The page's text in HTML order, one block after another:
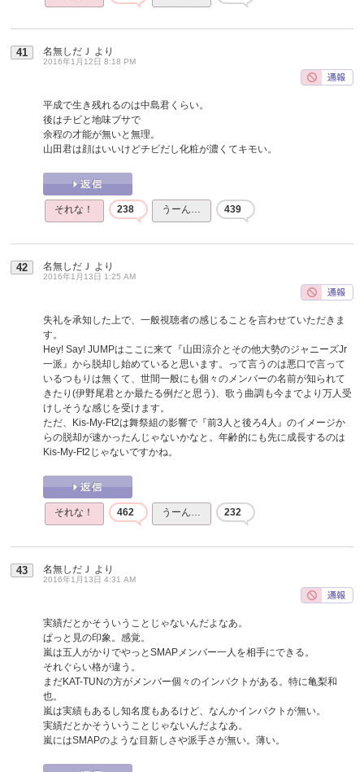
41 名無しだＪ より
2016年1月12日 8:18 PM
平成で生き残れるのは中島君くらい。
後はチビと地味ブサで
余程の才能が無いと無理。
山田君は顔はいいけどチビだし化粧が濃くてキモい。
それな！ 238 うーん… 439
42 名無しだＪ より
2016年1月13日 1:25 AM
失礼を承知した上で、一般視聴者の感じることを言わせていただきま
す。
Hey! Say! JUMPはここに来て『山田涼介とその他大勢のジャニーズJr
一派』から脱却し始めていると思います。って言うのは悪口で言って
いるつもりは無くて、世間一般にも個々のメンバーの名前が知られて
きたり(伊野尾君とか最たる例だと思う)、歌う曲調も今までより万人受
けしそうな感じを受けます。
ただ、Kis-My-Ft2は舞祭組の影響で『前3人と後ろ4人』のイメージか
らの脱却が速かったんじゃないかなと。年齢的にも先に成長するのは
Kis-My-Ft2じゃないですかね。
それな！ 462 うーん… 232
43 名無しだＪ より
2016年1月13日 4:31 AM
実績だとかそういうことじゃないんだよなあ。
ぱっと見の印象。感覚。
嵐は五人がかりでやっとSMAPメンバー一人を相手にできる。
それぐらい格が違う。
まだKAT-TUNの方がメンバー個々のインパクトがある。特に亀梨和
也。
嵐は実績もあるし知名度もあるけど、なんかインパクトが無い。
実績だとかそういうことじゃないんだよなあ。
嵐にはSMAPのような目新しさや派手さが無い。薄い。